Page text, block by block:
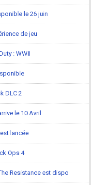
le 26 juin
de jeu
: WWII
DLC 2
le 10 Avril
lancée
Ops 4
Resistance est dispo